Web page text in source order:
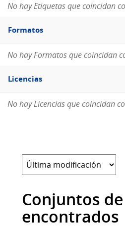
No hay Etiquetas que coincidan
Filtro
Formatos
Formatos
No hay Formatos que coincidan
Filtro
Licencias
Licencias
No hay Licencias que coincidan
Conjuntos
encontrados